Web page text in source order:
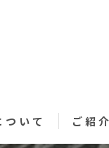
いて ご紹